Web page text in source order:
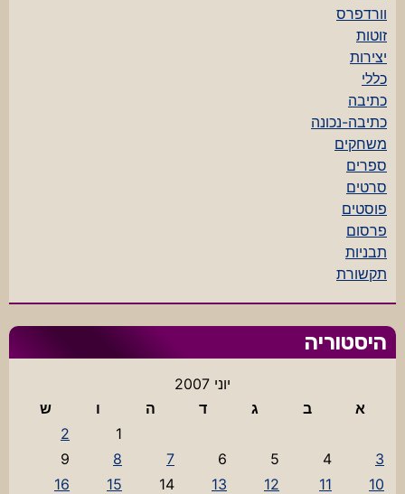
וורדפרס
זוטות
יצירות
כללי
כתיבה
כתיבה-נכונה
משחקים
ספרים
סרטים
פוסטים
פרסום
תבניות
תקשורת
היסטוריה
יוני 2007
א
ב ג ד ה ו
ש
1
2
3
4
5
6
7
8
9
10
11
12
13
14
15
16